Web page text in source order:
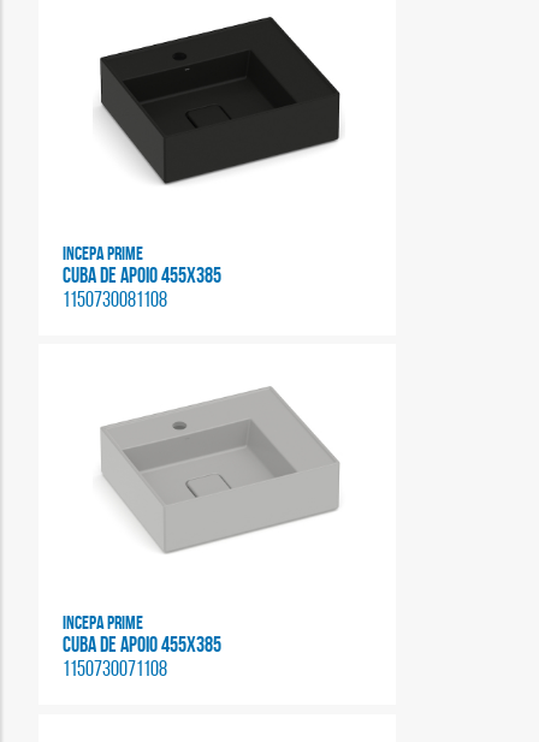
Incepa Prime
CUBA DE APOIO 455X385
1150730081108
Incepa Prime
CUBA DE APOIO 455X385
1150730071108